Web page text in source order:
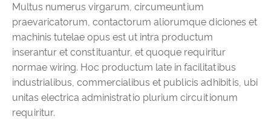
Multus numerus virgarum, circumeuntium
praevaricatorum, contactorum aliorumque diciones et
machinis tutelae opus est ut intra productum
inserantur et constituantur, et quoque requiritur
normae wiring. Hoc productum late in facilitatibus
industrialibus, commercialibus et publicis adhibitis, ubi
unitas electrica administratio plurium circuitionum
requiritur.